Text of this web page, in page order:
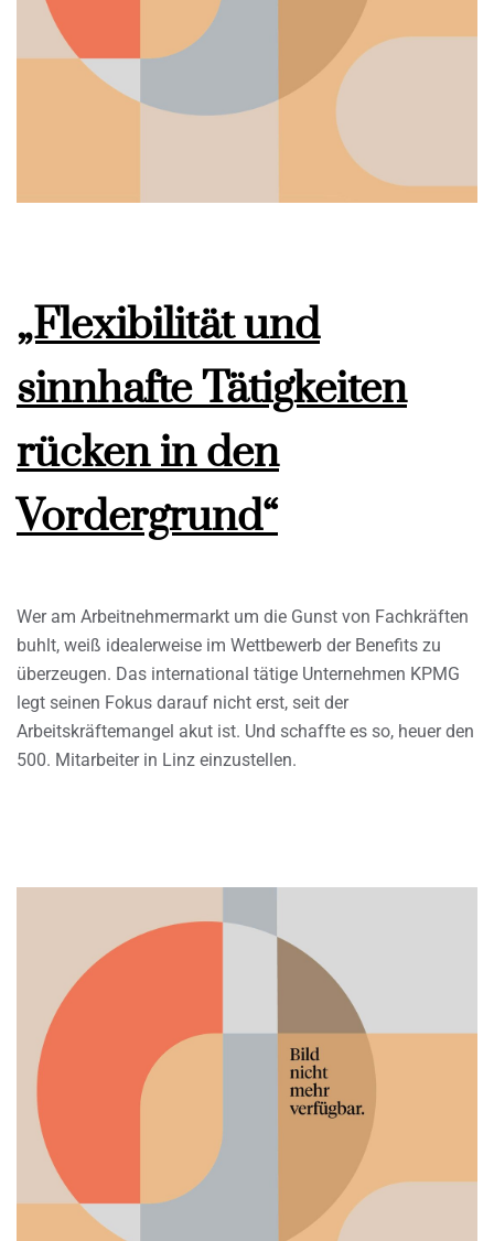
„Flexibilität und
sinnhafte Tätigkeiten
rücken in den
Vordergrund“
Wer am Arbeitnehmermarkt um die Gunst von Fachkräften
buhlt, weiß idealerweise im Wettbewerb der Benefits zu
überzeugen. Das international tätige Unternehmen KPMG
legt seinen Fokus darauf nicht erst, seit der
Arbeitskräftemangel akut ist. Und schaffte es so, heuer den
500. Mitarbeiter in Linz einzustellen.